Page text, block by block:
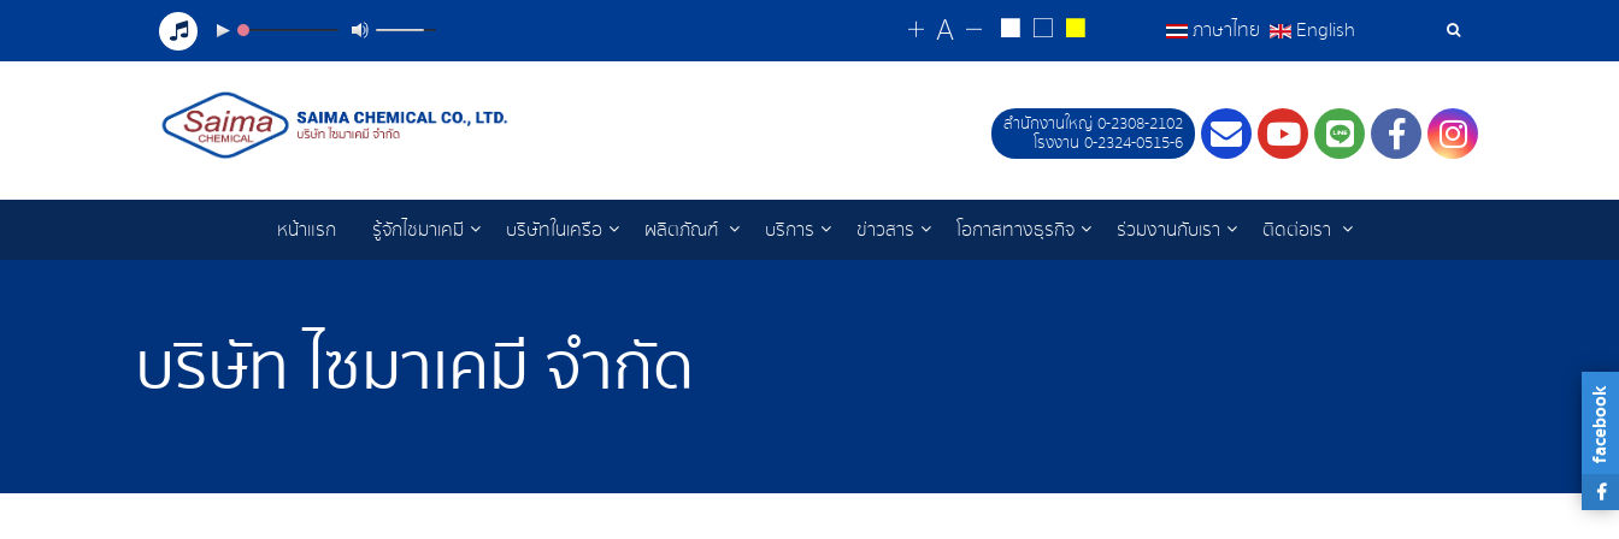
เครื่อง
ค้นหา
ภาษาไทย English
สำนักงานใหญ่ 0-2308-2102
โรงงาน 0-2324-0515-6
ContactYoutube
LINEFacebookInstagram
หน้าแรก รู้จักไซมาเคมี บริษัทในเครือ ผลิตภัณฑ์ บริการ ข่าวสาร โอกาสทางธุรกิจ ร่วมงานกับเรา ติดต่อเรา
บริษัท ไซมาเคมี จำกัด
facebook